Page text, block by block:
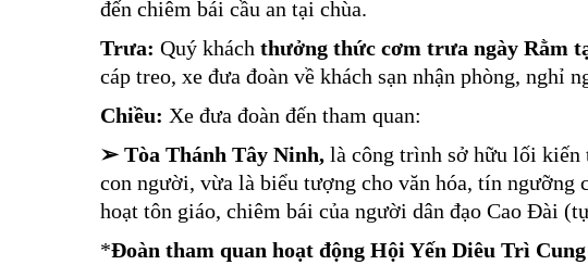
đến chiêm bái cầu an tại chùa.
Trưa: Quý khách thưởng thức cơm trưa ngày Rằm
cáp treo, xe đưa đoàn về khách sạn nhận phòng, nghỉ
Chiều: Xe đưa đoàn đến tham quan:
➢ Tòa Thánh Tây Ninh, là công trình sở hữu lối kiến
con người, vừa là biểu tượng cho văn hóa, tín ngưỡng
hoạt tôn giáo, chiêm bái của người dân đạo Cao Đài
*Đoàn tham quan hoạt động Hội Yến Diêu Trì Cung